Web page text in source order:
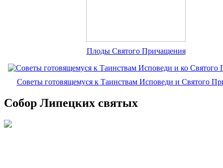
Плоды Святого Причащения
Советы готовящемуся к Таинствам Исповеди и Святого
Собор Липецких святых